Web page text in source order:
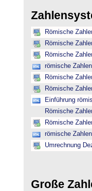
Römische
Römische
Römische
römische
Römische
Römische
Einführung
Römische
Römische
römische
Umrechnung
Große